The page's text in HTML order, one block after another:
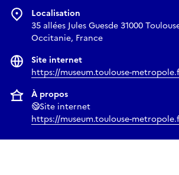
Localisation
35 allées Jules Guesde 31000
Occitanie, France
Site internet
https://museum.toulouse-
À propos
Site internet
https://museum.toulouse-